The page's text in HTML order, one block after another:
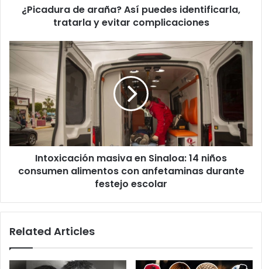
complicaciones
¿Picadura de araña? Así puedes identificarla,
tratarla y evitar complicaciones
Intoxicación
Sinaloa:
14
niños
consumen
alimentos
con
anfetaminas
durante
Intoxicación masiva en Sinaloa: 14 niños
consumen alimentos con anfetaminas durante
festejo escolar
Related Articles